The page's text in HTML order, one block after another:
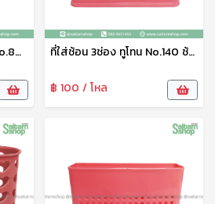
กล่องอเนกประสงค์กลม No.800-V9 ลาย We Bare Bears เบสกลาส ที่ใส่ช้อน 3ช่อง ทูโทน No.140 ช้าง
฿ 100 / โหล